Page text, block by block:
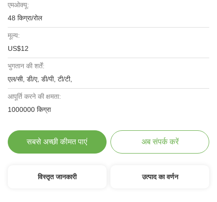
एमओक्यू:
48 किग्रा/रोल
मूल्य:
US$12
भुगतान की शर्तें:
एल/सी, डी/ए, डी/पी, टी/टी,
आपूर्ति करने की क्षमता:
1000000 किग्रा
सबसे अच्छी कीमत पाएं अब संपर्क करें
विस्तृत जानकारी उत्पाद का वर्णन